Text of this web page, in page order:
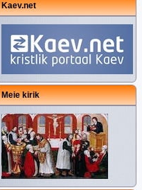
Kaev.net
Meie kirik